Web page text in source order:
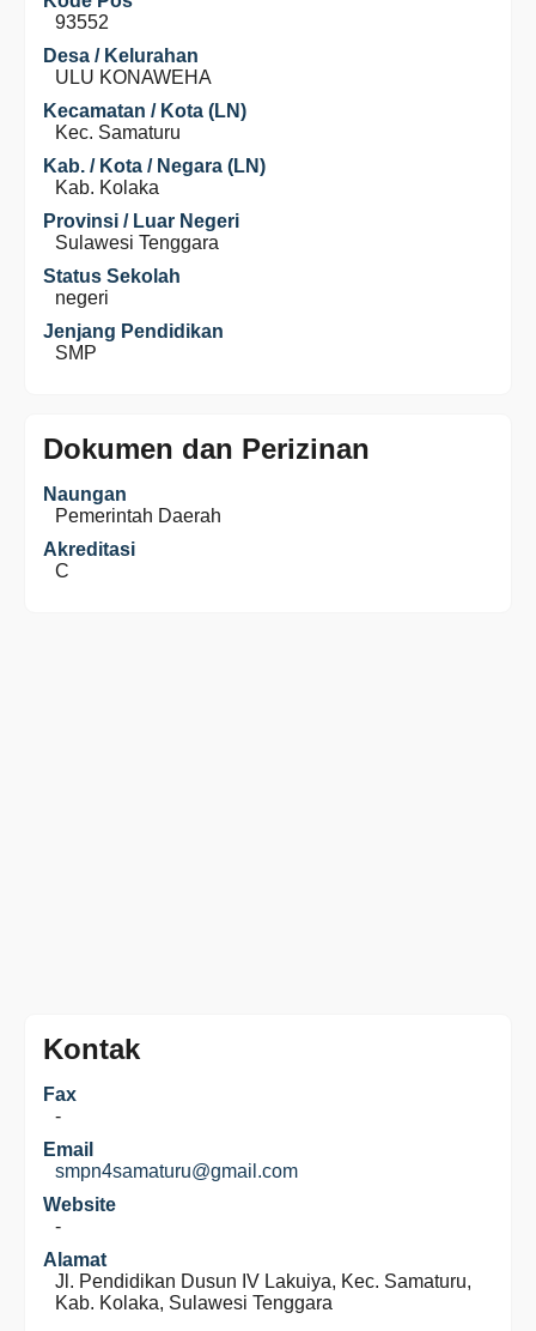
93552
Desa / Kelurahan
ULU KONAWEHA
Kecamatan / Kota (LN)
Kec. Samaturu
Kab. / Kota / Negara (LN)
Kab. Kolaka
Provinsi / Luar Negeri
Sulawesi Tenggara
Status Sekolah
negeri
Jenjang Pendidikan
SMP
Dokumen dan Perizinan
Naungan
Pemerintah Daerah
Akreditasi
C
Kontak
Fax
-
Email
smpn4samaturu@gmail.com
Website
-
Alamat
Jl. Pendidikan Dusun IV Lakuiya, Kec. Samaturu,
Kab. Kolaka, Sulawesi Tenggara